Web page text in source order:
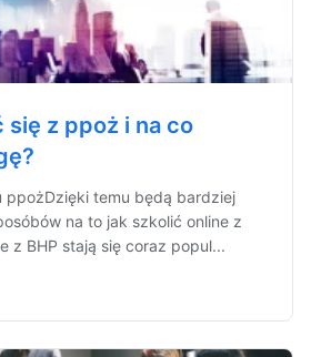
się z ppoż i na co
ppożDzięki temu będą bardziej
na to jak szkolić online z
z BHP stają się coraz popul...